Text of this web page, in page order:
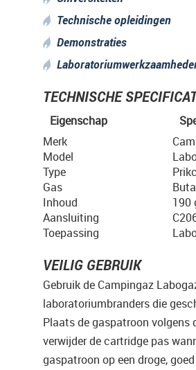
Technische opleidingen
Demonstraties
TECHNISCHE
Eigenschap
Merk
Model
Type
Gas
Inhoud
190
Aansluiting
Toepassing
VEILIG GEBRUIK
Gebruik de Campingaz
laboratoriumbranders die
Plaats de gaspatroon
verwijder de cartridge pas
gaspatroon op een droge,